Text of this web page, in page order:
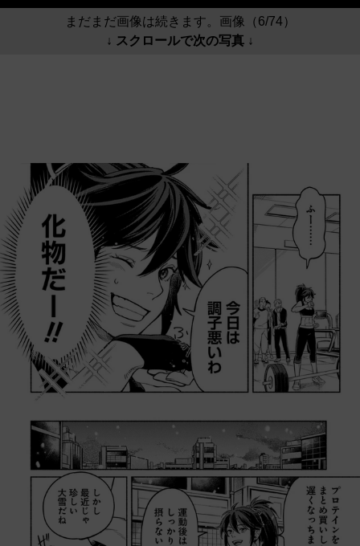
まだまだ画像は続きます。画像（6/74）
↓ スクロールで次の写真 ↓